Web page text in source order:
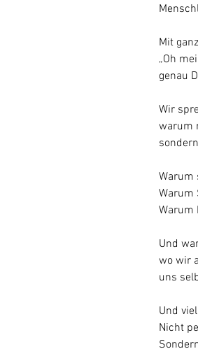
Mit
„Oh
genau
Wir
warum
Warum
Warum
Warum
Und
wo wir
uns
Und
Nicht